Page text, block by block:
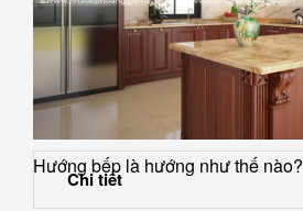
Hướng bếp là hướng như thế nào?
Chi tiết